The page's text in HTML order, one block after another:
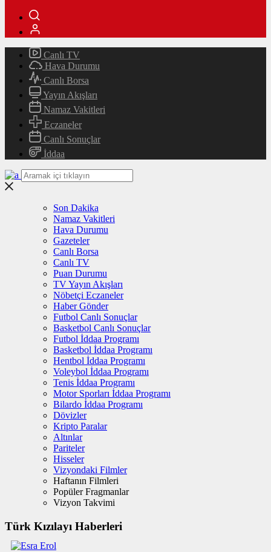
Canlı TV
Hava Durumu
Canlı Borsa
Yayın Akışları
Namaz Vakitleri
Eczaneler
Canlı Sonuçlar
İddaa
Son Dakika
Namaz Vakitleri
Hava Durumu
Gazeteler
Canlı Borsa
Canlı TV
Puan Durumu
TV Yayın Akışları
Nöbetçi Eczaneler
Haber Gönder
Futbol Canlı Sonuçlar
Basketbol Canlı Sonuçlar
Futbol İddaa Programı
Basketbol İddaa Programı
Hentbol İddaa Programı
Voleybol İddaa Programı
Tenis İddaa Programı
Motor Sporları İddaa Programı
Bilardo İddaa Programı
Dövizler
Kripto Paralar
Altınlar
Pariteler
Hisseler
Vizyondaki Filmler
Haftanın Filmleri
Popüler Fragmanlar
Vizyon Takvimi
Türk Kızılayı Haberleri